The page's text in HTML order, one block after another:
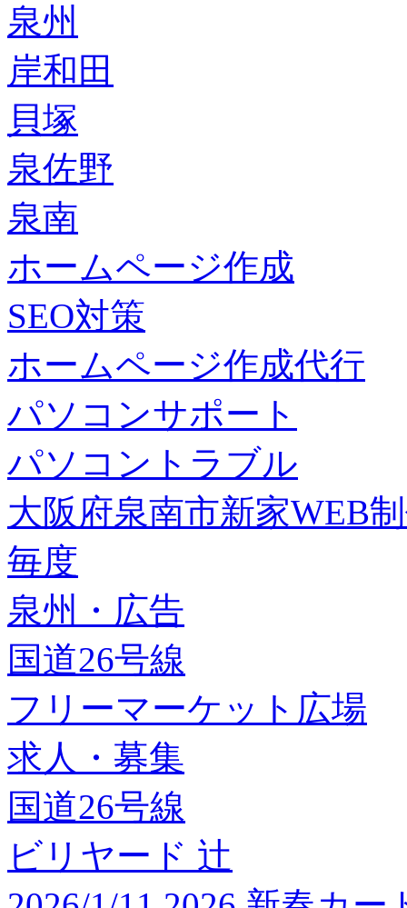
泉州
岸和田
貝塚
泉佐野
泉南
ホームページ作成
SEO対策
ホームページ作成代行
パソコンサポート
パソコントラブル
大阪府泉南市新家WEB
毎度
泉州・広告
国道26号線
フリーマーケット広場
求人・募集
国道26号線
ビリヤード 辻